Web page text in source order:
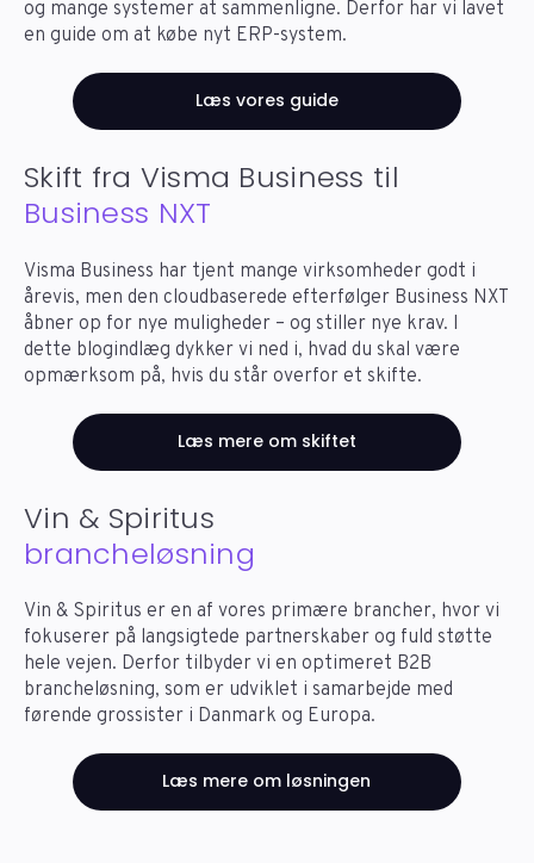
og mange systemer at sammenligne. Derfor har vi lavet
en guide om at købe nyt ERP-system.
Læs vores guide
Skift fra Visma Business til
Business NXT
Visma Business har tjent mange virksomheder godt i
årevis, men den cloudbaserede efterfølger Business NXT
åbner op for nye muligheder – og stiller nye krav. I
dette blogindlæg dykker vi ned i, hvad du skal være
opmærksom på, hvis du står overfor et skifte.
Læs mere om skiftet
Vin & Spiritus
brancheløsning
Vin & Spiritus er en af ​​vores primære brancher, hvor vi
fokuserer på langsigtede partnerskaber og fuld støtte
hele vejen. Derfor tilbyder vi en optimeret B2B
brancheløsning, som er udviklet i samarbejde med
førende grossister i Danmark og Europa.
Læs mere om løsningen